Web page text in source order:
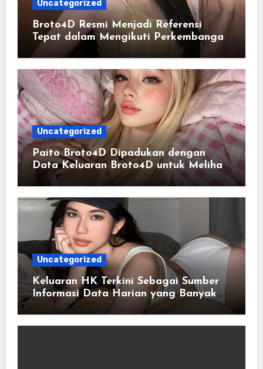
Uncategorized
Broto4D Resmi Menjadi Referensi
Tepat dalam Mengikuti Perkembangan
Data Togel
Uncategorized
Paito Broto4D Dipadukan dengan
Data Keluaran Broto4D untuk Melihat
Riwayat Hasil
Uncategorized
Keluaran HK Terkini Sebagai Sumber
Informasi Data Harian yang Banyak